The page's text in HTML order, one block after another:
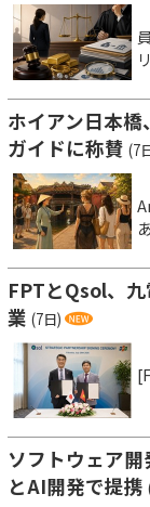
ホイアン日本
ガイドに称賛 (7
FPTとQsol、
業 (7日)
ソフトウェア
とAI開発で提携